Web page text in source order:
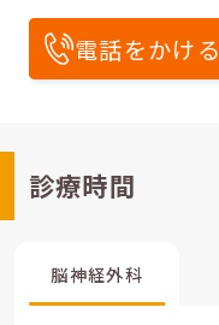
電話をかける
診療時間
脳神経外科